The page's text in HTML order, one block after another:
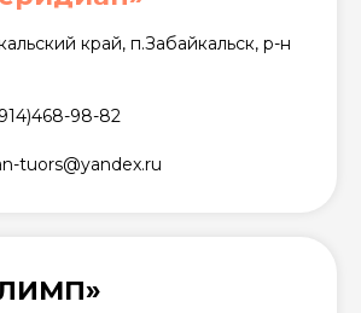
край, п.Забайкальск, р-н
98-82
tuors@yandex.ru